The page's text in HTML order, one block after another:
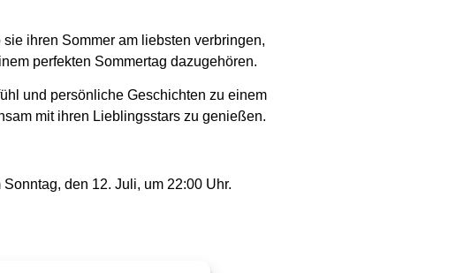
ihren Sommer am liebsten verbringen,
perfekten Sommertag dazugehören.
und persönliche Geschichten zu einem
mit ihren Lieblingsstars zu genießen.
den 12. Juli, um 22:00 Uhr.